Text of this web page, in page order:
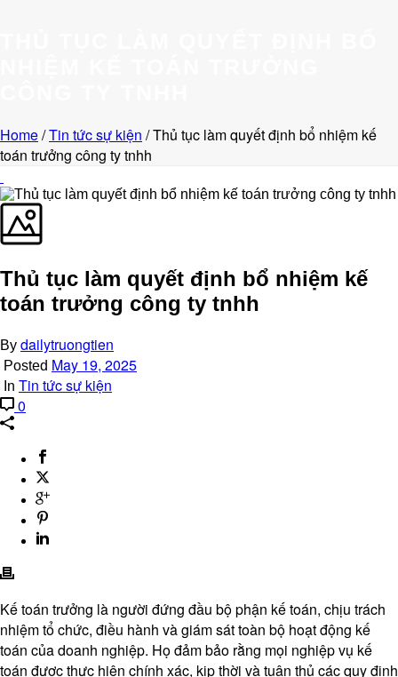
Home/Tin tức sự kiện / Thủ tục làm quyết định bổ nhiệm kế
toán trưởng công ty tnhh
Thủ tục làm quyết định bổ nhiệm kế
toán trưởng công ty tnhh
By dailytruongtien
Posted May 19, 2025
In Tin tức sự kiện
0
Kế toán trưởng là người đứng đầu bộ phận kế toán, chịu trách
nhiệm tổ chức, điều hành và giám sát toàn bộ hoạt động kế
toán của doanh nghiệp. Họ đảm bảo rằng mọi nghiệp vụ kế
toán được thực hiện chính xác, kịp thời và tuân thủ các quy định